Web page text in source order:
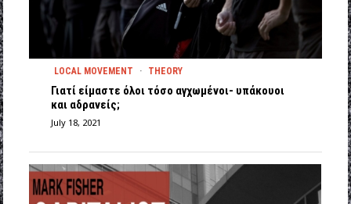
LOCAL MOVEMENT · THEORY
Γιατί είμαστε όλοι τόσο αγχωμένοι- υπάκουοι
και αδρανείς;
July 18, 2021